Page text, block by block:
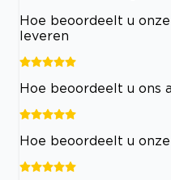
Hoe beoordeelt u
leveren
Hoe beoordeelt u ons
Hoe beoordeelt u